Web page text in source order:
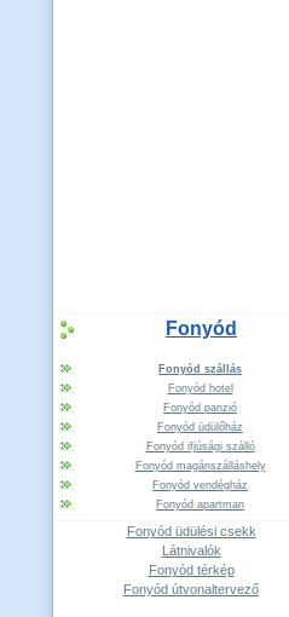
Fonyód
Fonyód szállás
Fonyód hotel
Fonyód panzió
Fonyód üdülőház
Fonyód ifjúsági szálló
Fonyód magánszálláshely
Fonyód vendégház
Fonyód apartman
Fonyód üdülési csekk
Látnivalók
Fonyód térkép
Fonyód útvonaltervező